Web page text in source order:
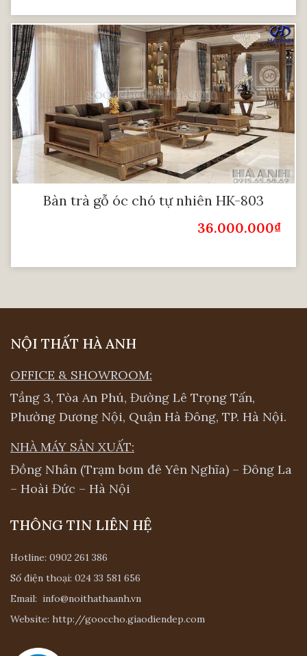
Bàn trà gỗ óc chó tự nhiên HK-803
36.000.000₫
NỘI THẤT HÀ ANH
OFFICE & SHOWROOM:
Tầng 3, Tòa An Phú, Đường Lê Trọng Tấn,
Phường Dương Nội, Quận Hà Đông, TP. Hà Nội.
NHÀ MÁY SẢN XUẤT:
Đồng Nhân (Trạm bơm đê Yên Nghĩa) – Đông La
– Hoài Đức – Hà Nội
THÔNG TIN LIÊN HỆ
Hotline: 0902 261 386
Số điện thoại: 024 33 581 656
Email: info@noithathaanh.vn
Website: http://gooccho.giaodiendep.com